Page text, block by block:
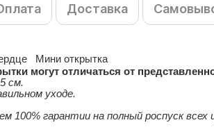
Доставка
Мини открытка
могут отличаться от
см.
уходе.
100% гарантии на полный роспуск